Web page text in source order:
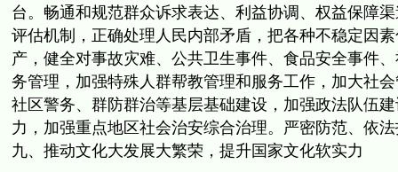
台。畅通和规范群众诉求表达、 利益协调、权益保障
评估机制， 正确处理人民内部矛盾，把各种不稳定因
产，健全对事故灾难、 公共卫生事件、食品安全事件、
务管理， 加强特殊人群帮教管理和服务工作， 加大社
社区警务、群防群治等基层基础建设，加强政法队伍
力， 加强重点地区社会治安综合治理。严密防范、 依
九、推动文化大发展大繁荣，提升国家文化软实力